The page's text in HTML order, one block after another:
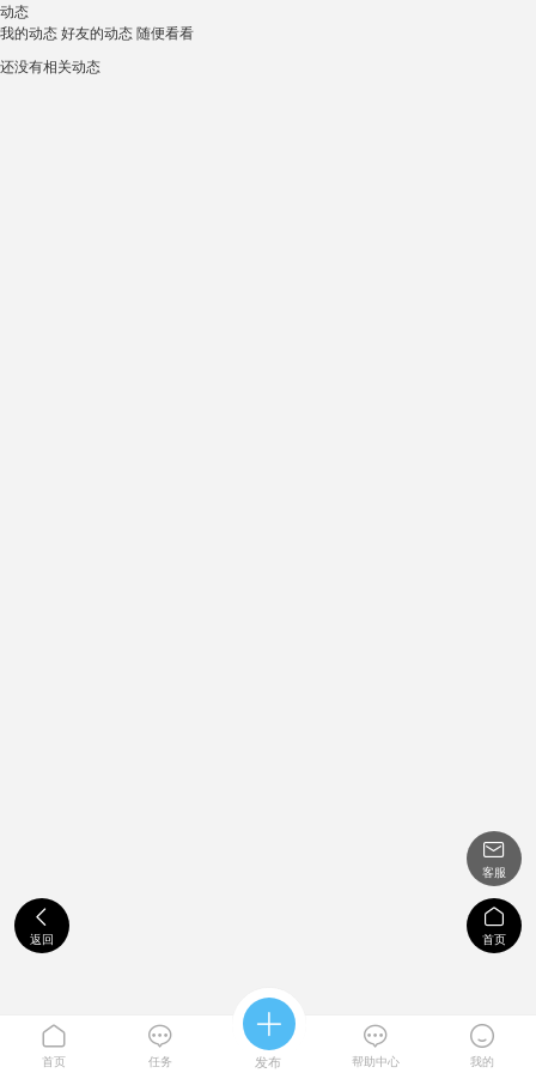
动态
我的动态好友的动态随便看看
还没有相关动态

返回

客服

首页

首页

任务

发布

帮助中心

我的